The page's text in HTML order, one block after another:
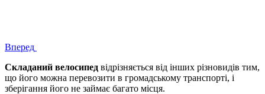
Вперед
Складаний велосипед відрізняється від інших різновидів тим,
що його можна перевозити в громадському транспорті, і
зберігання його не займає багато місця.